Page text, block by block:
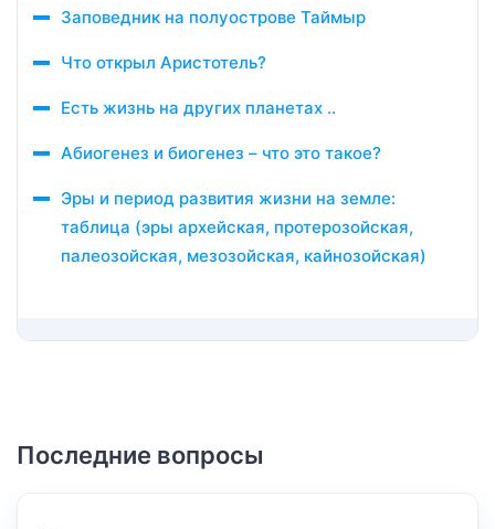
Заповедник на полуострове Таймыр
Что открыл Аристотель?
Есть жизнь на других планетах ..
Абиогенез и биогенез – что это такое?
Эры и период развития жизни на земле:
таблица (эры архейская, протерозойская,
палеозойская, мезозойская, кайнозойская)
Последние вопросы